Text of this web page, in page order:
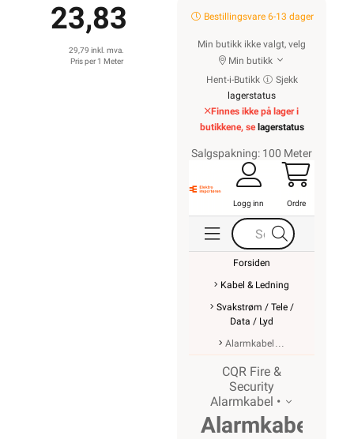
23,83
29,79 inkl. mva.
Pris per 1 Meter
Bestillingsvare 6-13 dager
Min butikk ikke valgt, velg
Min butikk
Hent-i-Butikk
Sjekk
lagerstatus
Finnes ikke på lager i
butikkene, se lagerstatus
Salgspakning: 100 Meter
Logg inn Ordre
Forsiden
Kabel & Ledning
Svakstrøm / Tele /
Data / Lyd
Alarmkabel
CQR Fire &
Security
Alarmkabel •
Alarmkabel